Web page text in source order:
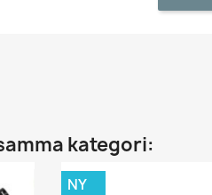
kategori:
NY